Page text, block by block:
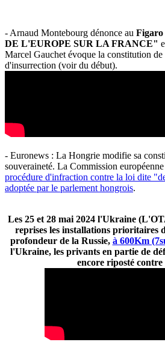
- Arnaud Montebourg dénonce au
DE L'EUROPE SUR LA FRANCE"
Marcel Gauchet évoque la constitution
d'insurrection (voir du début).
- Euronews : La Hongrie modifie sa
souveraineté. La Commission
procédure d'infraction contre la loi dite
adoptée par le parlement hongrois.
Les 25 et 28 mai 2024 l'Ukraine
reprises les installations prioritaires
profondeur de la Russie, à 600Km
l'Ukraine, les privants en partie de
encore riposté